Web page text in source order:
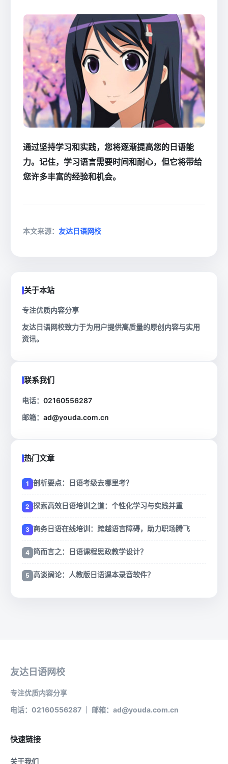
通过坚持学习和实践，您将逐渐提高您的日语能
力。记住，学习语言需要时间和耐心，但它将带给
您许多丰富的经验和机会。
本文来源： 友达日语网校
关于本站
专注优质内容分享
友达日语网校致力于为用户提供高质量的原创内容与实用
资讯。
联系我们
电话： 02160556287
邮箱： ad@youda.com.cn
热门文章
剖析要点：日语考级去哪里考？
探索高效日语培训之道：个性化学习与实践并重
商务日语在线培训：跨越语言障碍，助力职场腾飞
简而言之：日语课程思政教学设计？
高谈阔论：人教版日语课本录音软件？
友达日语网校
专注优质内容分享
电话：02160556287 ｜ 邮箱：ad@youda.com.cn
快速链接
关于我们